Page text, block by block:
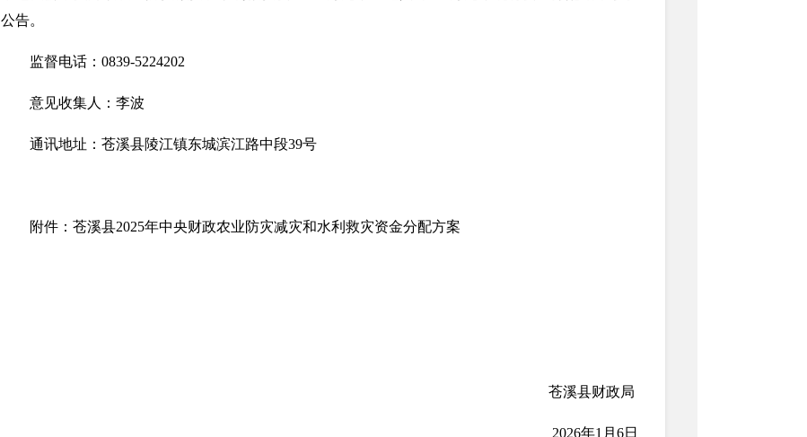
公告。
监督电话：0839-5224202
意见收集人：李波
通讯地址：苍溪县陵江镇东城滨江路中段39号
附件：苍溪县2025年中央财政农业防灾减灾和水利救灾资金分配方案
苍溪县财政局
2026年1月6日